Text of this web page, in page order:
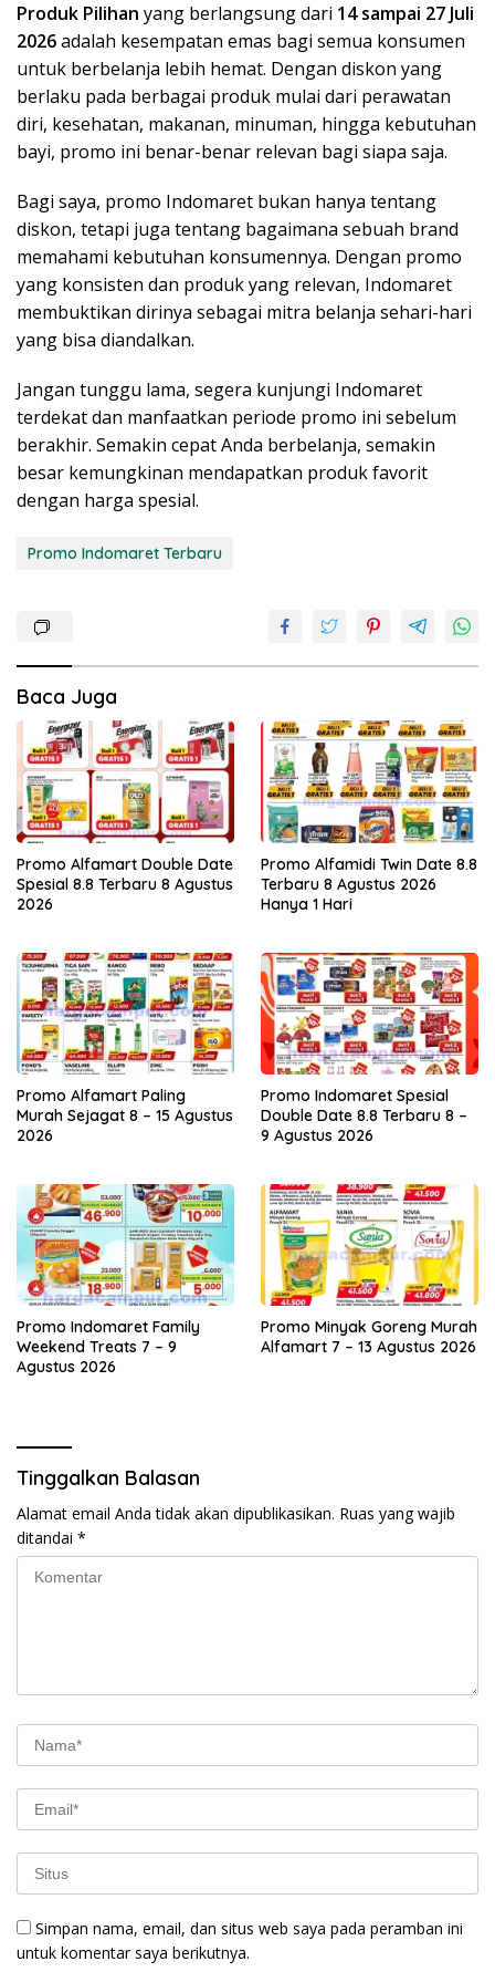
Produk Pilihan yang berlangsung dari 14 sampai 27 Juli
2026adalah kesempatan emas bagi semua konsumen
untuk berbelanja lebih hemat. Dengan diskon yang
berlaku pada berbagai produk mulai dari perawatan
diri, kesehatan, makanan, minuman, hingga kebutuhan
bayi, promo ini benar-benar relevan bagi siapa saja.
Bagi saya, promo Indomaret bukan hanya tentang
diskon, tetapi juga tentang bagaimana sebuah brand
memahami kebutuhan konsumennya. Dengan promo
yang konsisten dan produk yang relevan, Indomaret
membuktikan dirinya sebagai mitra belanja sehari-hari
yang bisa diandalkan.
Jangan tunggu lama, segera kunjungi Indomaret
terdekat dan manfaatkan periode promo ini sebelum
berakhir. Semakin cepat Anda berbelanja, semakin
besar kemungkinan mendapatkan produk favorit
dengan harga spesial.
Promo Indomaret Terbaru
Baca Juga
Promo Alfamart Double Date
Spesial 8.8 Terbaru 8 Agustus
2026
Promo Alfamidi Twin Date 8.8
Terbaru 8 Agustus 2026
Hanya 1 Hari
Promo Alfamart Paling
Murah Sejagat 8 – 15 Agustus
2026
Promo Indomaret Spesial
Double Date 8.8 Terbaru 8 –
9 Agustus 2026
Promo Indomaret Family
Weekend Treats 7 – 9
Agustus 2026
Promo Minyak Goreng Murah
Alfamart 7 – 13 Agustus 2026
Tinggalkan Balasan
Alamat email Anda tidak akan dipublikasikan. Ruas yang wajib
ditandai *
Simpan nama, email, dan situs web saya pada peramban ini
untuk komentar saya berikutnya.